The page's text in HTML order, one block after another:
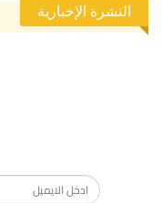
النشرة الإخبارية